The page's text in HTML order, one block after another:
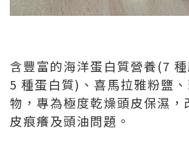
含豐富的海洋蛋白質營養(7
5 種蛋白質)、 喜馬拉雅粉鹽
物 ，專為極度乾燥頭皮保濕，
皮痕癢及頭油問題。